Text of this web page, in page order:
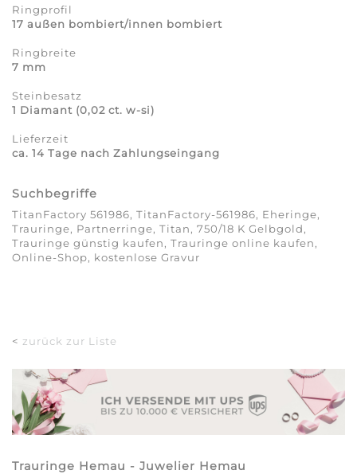
Ringprofil
17 außen bombiert/innen bombiert
Ringbreite
7 mm
Steinbesatz
1 Diamant (0,02 ct. w-si)
Lieferzeit
ca. 14 Tage nach Zahlungseingang
Suchbegriffe
TitanFactory 561986, TitanFactory-561986, Eheringe,
Trauringe, Partnerringe, Titan, 750/18 K Gelbgold,
Trauringe günstig kaufen, Trauringe online kaufen,
Online-Shop, kostenlose Gravur
< zurück zur Liste
Trauringe Hemau - Juwelier Hemau